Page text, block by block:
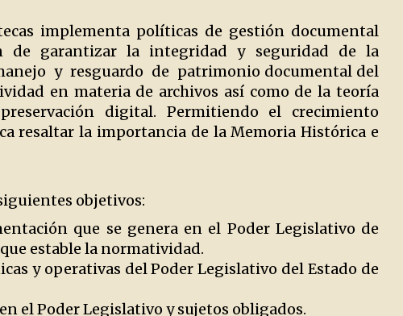
implementa políticas de gestión documental
de garantizar la integridad y seguridad de la
y resguardo de patrimonio documental del
en materia de archivos así como de la teoría
digital. Permitiendo el crecimiento
resaltar la importancia de la Memoria Histórica e
objetivos:
que se genera en el Poder Legislativo de
estable la normatividad.
y operativas del Poder Legislativo del Estado de
el Poder Legislativo y sujetos obligados.